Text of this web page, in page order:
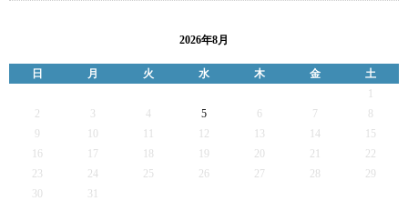
2026年8月
日 月 火 水 木 金
土
2
3 4 5 6 7
9
12 13 14
15
16
17 19 20 21
22
23
24 25 26 27 28
29
30
31